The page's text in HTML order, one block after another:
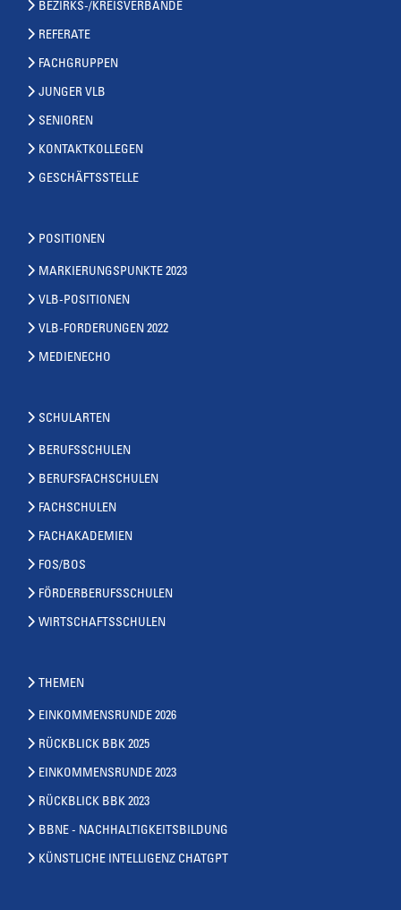
BEZIRKS-/KREISVERBÄNDE
REFERATE
FACHGRUPPEN
JUNGER VLB
SENIOREN
KONTAKTKOLLEGEN
GESCHÄFTSSTELLE
POSITIONEN
MARKIERUNGSPUNKTE 2023
VLB-POSITIONEN
VLB-FORDERUNGEN 2022
MEDIENECHO
SCHULARTEN
BERUFSSCHULEN
BERUFSFACHSCHULEN
FACHSCHULEN
FACHAKADEMIEN
FOS/BOS
FÖRDERBERUFSSCHULEN
WIRTSCHAFTSSCHULEN
THEMEN
EINKOMMENSRUNDE 2026
RÜCKBLICK BBK 2025
EINKOMMENSRUNDE 2023
RÜCKBLICK BBK 2023
BBNE - NACHHALTIGKEITSBILDUNG
KÜNSTLICHE INTELLIGENZ CHATGPT